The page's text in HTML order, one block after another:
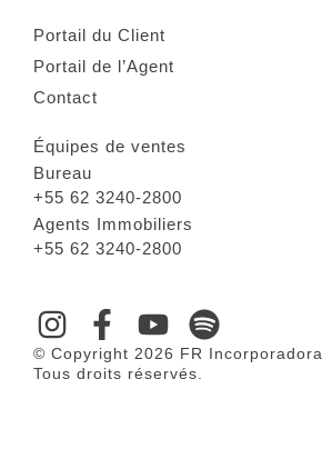
© Copyright 2026 FR Incorporadora
Tous droits réservés.
Portail du Client
Portail de l’Agent
Contact
Équipes de ventes
Bureau
+55 62 3240-2800
Agents Immobiliers
+55 62 3240-2800